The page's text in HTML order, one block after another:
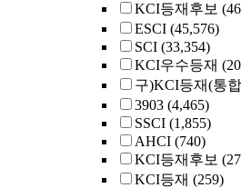
KCI등재후보
ESCI (45,576)
SCI (33,354)
KCI우수등재
구)KCI등재(통
3903 (4,465)
SSCI (1,855)
AHCI (740)
KCI등재후보
KCI등재 (259)